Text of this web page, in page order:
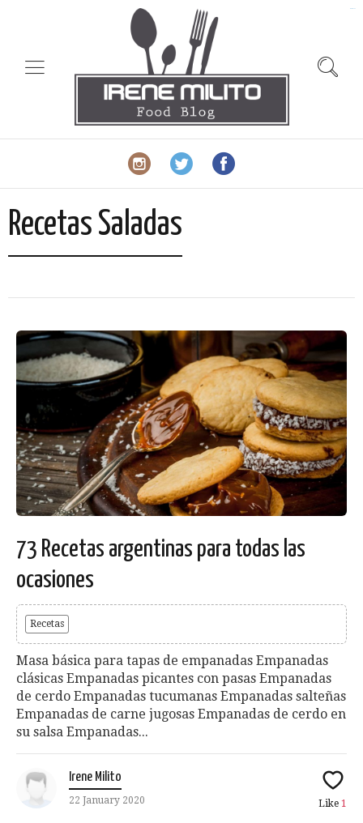
Recetas Saladas
73 Recetas argentinas para todas las
ocasiones
Recetas
Masa básica para tapas de empanadas Empanadas
clásicas Empanadas picantes con pasas Empanadas
de cerdo Empanadas tucumanas Empanadas salteñas
Empanadas de carne jugosas Empanadas de cerdo en
su salsa Empanadas...
Irene Milito
22 January 2020 Like 1